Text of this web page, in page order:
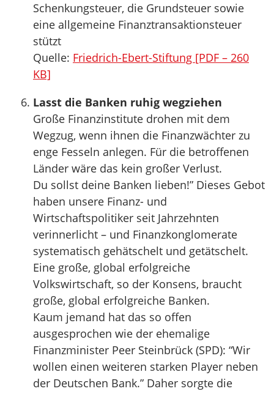
Schenkungsteuer, die Grundsteuer sowie
eine allgemeine Finanztransaktionsteuer
stützt
Quelle: Friedrich-Ebert-Stiftung [PDF – 260
KB]
Lasst die Banken ruhig wegziehen
Große Finanzinstitute drohen mit dem
Wegzug, wenn ihnen die Finanzwächter zu
enge Fesseln anlegen. Für die betroffenen
Länder wäre das kein großer Verlust.
Du sollst deine Banken lieben!” Dieses Gebot
haben unsere Finanz- und
Wirtschaftspolitiker seit Jahrzehnten
verinnerlicht – und Finanzkonglomerate
systematisch gehätschelt und getätschelt.
Eine große, global erfolgreiche
Volkswirtschaft, so der Konsens, braucht
große, global erfolgreiche Banken.
Kaum jemand hat das so offen
ausgesprochen wie der ehemalige
Finanzminister Peer Steinbrück (SPD): “Wir
wollen einen weiteren starken Player neben
der Deutschen Bank.” Daher sorgte die